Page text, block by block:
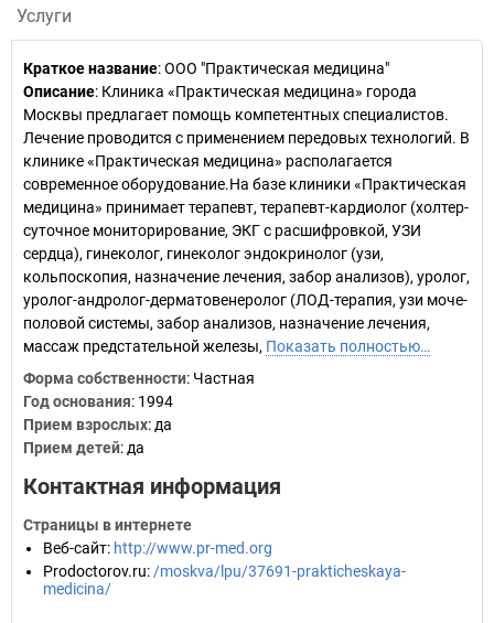
Услуги
Краткое название:ООО "Практическая медицина"
Описание: Клиника «Практическая медицина» города
Москвы предлагает помощь компетентных специалистов.
Лечение проводится с применением передовых технологий. В
клинике «Практическая медицина» располагается
современное оборудование.На базе клиники «Практическая
медицина» принимает терапевт, терапевт-кардиолог (холтер-
суточное мониторирование, ЭКГ с расшифровкой, УЗИ
сердца), гинеколог, гинеколог эндокринолог (узи,
кольпоскопия, назначение лечения, забор анализов), уролог,
уролог-андролог-дерматовенеролог (ЛОД-терапия, узи моче-
половой системы, забор анализов, назначение лечения,
массаж предстательной железы, Показать полностью…
Форма собственности: Частная
Год основания: 1994
Прием взрослых: да
Прием детей: да
Контактная информация
Страницы в интернете
Веб-сайт: http://www.pr-med.org
Prodoctorov.ru: /moskva/lpu/37691-prakticheskaya-
medicina/